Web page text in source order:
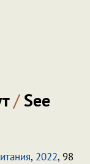
/See
, 2022, 98